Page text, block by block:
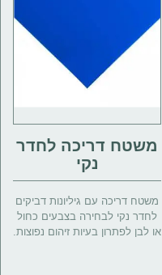
משטח דריכה לחדר
נקי
משטח דריכה עם גיליונות דביקים
לחדר נקי לבחירה בצבעים כחול
או לבן לפתרון בעיות זיהום נפוצות.